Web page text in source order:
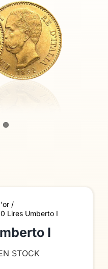
Lires Umberto I
I
STOCK